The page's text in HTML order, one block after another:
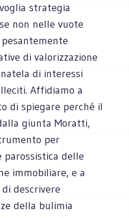
strategia
non nelle vuote
di valorizzazione
di interessi
Affidiamo a
di spiegare perché il
giunta Moratti,
per
delle
immobiliare, e a
descrivere
della bulimia